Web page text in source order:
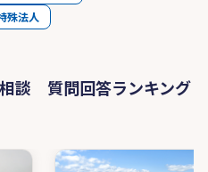
殊法人
談 質問回答ランキング